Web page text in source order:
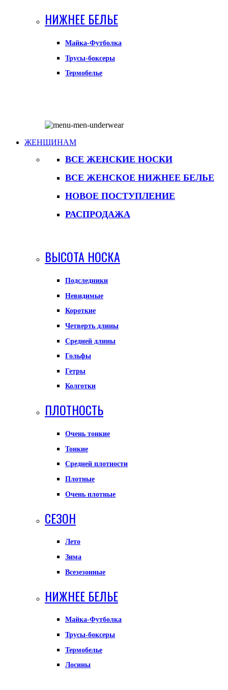
НИЖНЕЕ БЕЛЬЕ
Майка-Футболка
Трусы-боксеры
Термобелье
ЖЕНЩИНАМ
ВСЕ ЖЕНСКИЕ НОСКИ
ВСЕ ЖЕНСКОЕ НИЖНЕЕ БЕЛЬЕ
НОВОЕ ПОСТУПЛЕНИЕ
РАСПРОДАЖА
ВЫСОТА НОСКА
Подследники
Невидимые
Короткие
Четверть длины
Средней длины
Гольфы
Гетры
Колготки
ПЛОТНОСТЬ
Очень тонкие
Тонкие
Средней плотности
Плотные
Очень плотные
СЕЗОН
Лето
Зима
Всезезонные
НИЖНЕЕ БЕЛЬЕ
Майка-Футболка
Трусы-боксеры
Термобелье
Лосины